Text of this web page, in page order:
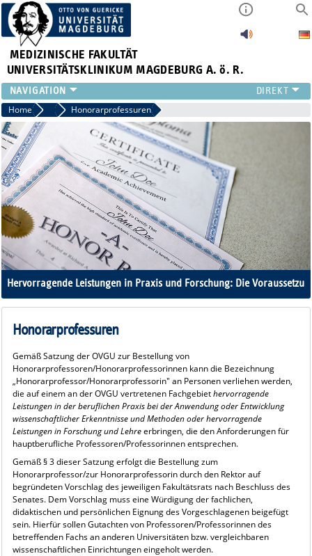
MEDIZINISCHE FAKULTÄT
UNIVERSITÄTSKLINIKUM MAGDEBURG A. ö. R.
INSTITUTE
KLINIKEN
ZENTRALE EINRICHTUNGEN
FORSCHUNG
PRESSE
ÜBER UNS
INTERNATIONAL
INTRANET
Home Berufungsmanagement
Honorarprofessuren
Hervorragende Leistungen in Praxis und Forschung: Die
Honorarprofessuren
Gemäß Satzung der OVGU zur Bestellung von
Honorarprofessoren/Honorarprofessorinnen kann die Bezeichnung
„Honorarprofessor/Honorarprofessorin" an Personen verliehen werden,
die auf einem an der OVGU vertretenen Fachgebiethervorragende
Leistungen in der beruflichen Praxis bei der Anwendung oder Entwicklung
wissenschaftlicher Erkenntnisse und Methoden oder hervorragende
Leistungen in Forschung und Lehreerbringen, die den Anforderungen für
hauptberufliche Professoren/Professorinnen entsprechen.
Gemäß § 3 dieser Satzung erfolgt die Bestellung zum
Honorarprofessor/zur Honorarprofessorin durch den Rektor auf
begründeten Vorschlag des jeweiligen Fakultätsrats nach Beschluss des
Senates. Dem Vorschlag muss eine Würdigung der fachlichen,
didaktischen und persönlichen Eignung des Vorgeschlagenen beigefügt
sein. Hierfür sollen Gutachten von Professoren/Professorinnen des
betreffenden Fachs an anderen Universitäten bzw. vergleichbaren
wissenschaftlichen Einrichtungen eingeholt werden.